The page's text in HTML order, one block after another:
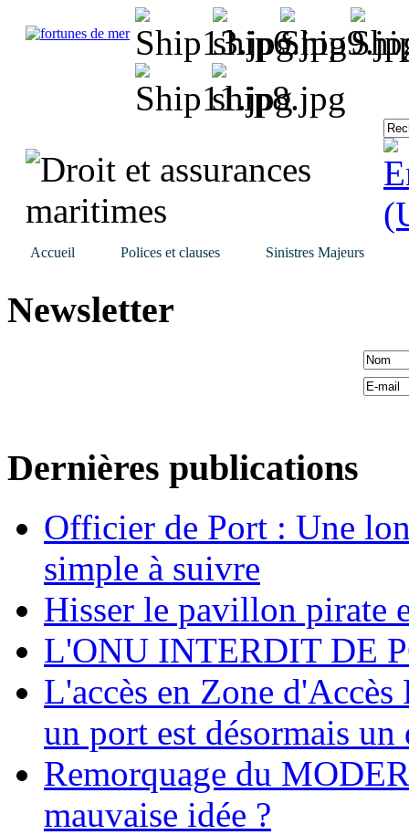
Accueil Polices et clauses Sinistres Majeurs
Newsletter
Dernières publications
Officier de Port : Une
simple à suivre
Hisser le pavillon pirate
L'ONU INTERDIT DE
L'accès en Zone
un port est désormais un
Remorquage du
mauvaise idée ?